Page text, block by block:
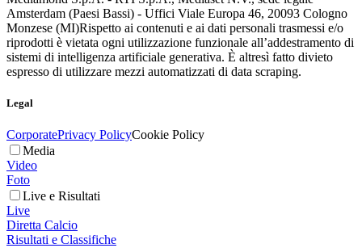
Amsterdam (Paesi Bassi) - Uffici Viale Europa 46, 20093 Cologno
Monzese (MI)Rispetto ai contenuti e ai dati personali trasmessi e/o
riprodotti è vietata ogni utilizzazione funzionale all’addestramento di
sistemi di intelligenza artificiale generativa. È altresì fatto divieto
espresso di utilizzare mezzi automatizzati di data scraping.
Legal
CorporatePrivacy PolicyCookie Policy
Media
Video
Foto
Live e Risultati
Live
Diretta Calcio
Risultati e Classifiche